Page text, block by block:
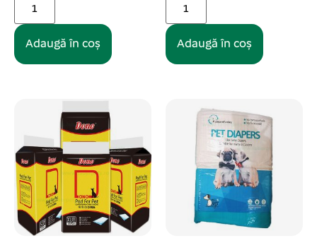
Adaugă în coș Adaugă în coș